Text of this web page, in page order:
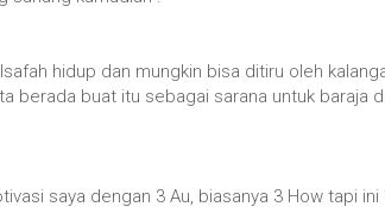
hidup dan mungkin bisa ditiru oleh
berada buat itu sebagai sarana untuk baraja
saya dengan 3 Au, biasanya 3 How tapi ini